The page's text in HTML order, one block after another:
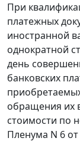
При
платежных
иностранной
однократной
день
банковских
обращения их
стоимости по
Пленума N 6 от